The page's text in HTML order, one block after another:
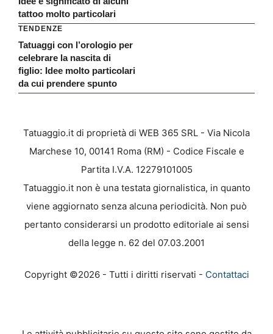
tattoo molto particolari
TENDENZE
Tatuaggi con l’orologio per
celebrare la nascita di
figlio: Idee molto particolari
da cui prendere spunto
Tatuaggio.it di proprietà di WEB 365 SRL - Via Nicola
Marchese 10, 00141 Roma (RM) - Codice Fiscale e
Partita I.V.A. 12279101005
Tatuaggio.it non è una testata giornalistica, in quanto
viene aggiornato senza alcuna periodicità. Non può
pertanto considerarsi un prodotto editoriale ai sensi
della legge n. 62 del 07.03.2001
Copyright ©2026 - Tutti i diritti riservati - Contattaci